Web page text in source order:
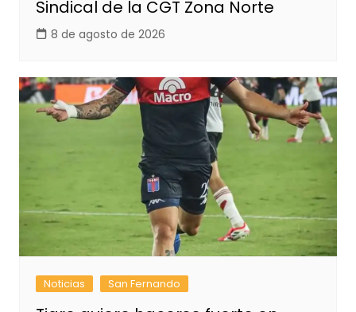
Sindical de la CGT Zona Norte
8 de agosto de 2026
Noticias San Fernando